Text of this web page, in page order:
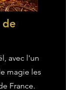
de
avec l'un
magie les
France.